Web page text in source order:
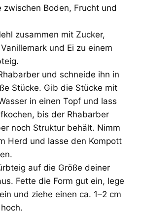
zwischen Boden, Frucht und
zusammen mit Zucker,
und Ei zu einem
und schneide ihn in
Stücke. Gib die Stücke mit
in einen Topf und lass
bis der Rhabarber
noch Struktur behält. Nimm
Herd und lasse den Kompott
auf die Größe deiner
Fette die Form gut ein, lege
und ziehe einen ca. 1–2 cm